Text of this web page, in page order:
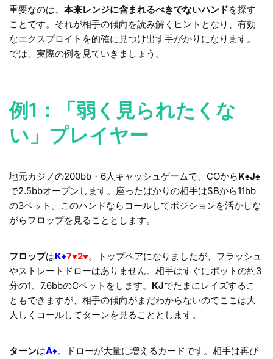
重要なのは、 本来レンジに含まれるべきでないハンドを探す
ことです。それが相手の傾向を読み解くヒントとなり、有効
なエクスプロイトを的確に見つけ出す手がかりになります。
では、実際の例を見ていきましょう。
例1：「弱く見られたくな
い」プレイヤー
地元カジノの200bb・6人キャッシュゲームで、COからK♠J♠
で2.5bbオープンします。座ったばかりの相手はSBから11bb
の3ベット。このハンドならコールしてポジションを活かしな
がらフロップを見ることとします。
フロップはK♦7♥2♥。トップペアになりましたが、フラッシュ
やストレートドローはありません。相手はすぐにポットの約3
分の1、7.6bbのCベットをします。 KJでたまにレイズするこ
ともできますが、相手の傾向がまだわからないのでここは大
人しくコールしてターンを見ることとします。
ターンはA♦。ドローが大量に増えるカードです。相手は再び